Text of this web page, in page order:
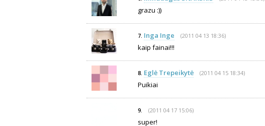
grazu :))
7. Inga Inge (2011 04 13 18:36)
kaip fainai!!!
8. Eglė Trepeikytė (2011 04 15 18:34)
Puikiai
9. (2011 04 17 15:06)
super!